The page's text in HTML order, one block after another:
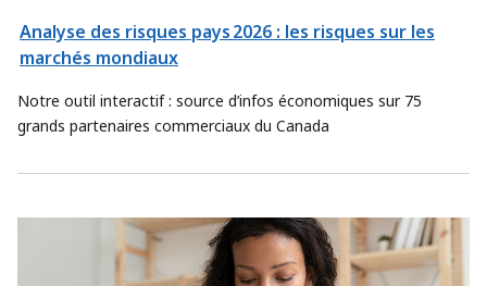
Analyse des risques pays 2026 : les risques sur les
marchés mondiaux
Notre outil interactif : source d’infos économiques sur 75
grands partenaires commerciaux du Canada